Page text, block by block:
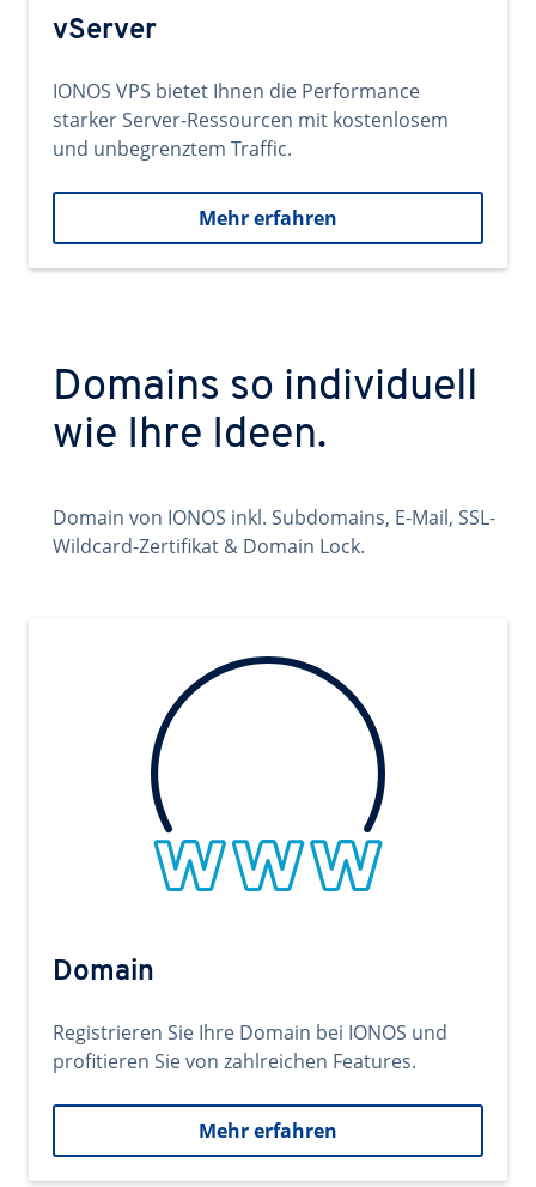
vServer
IONOS VPS bietet Ihnen die Performance
starker Server-Ressourcen mit kostenlosem
und unbegrenztem Traffic.
Mehr erfahren
Domains so individuell
wie Ihre Ideen.
Domain von IONOS inkl. Subdomains, E-Mail, SSL-
Wildcard-Zertifikat & Domain Lock.
Domain
Registrieren Sie Ihre Domain bei IONOS und
profitieren Sie von zahlreichen Features.
Mehr erfahren